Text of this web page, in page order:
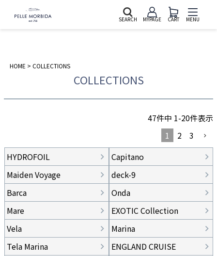
SEARCH MYPAGE CART MENU
HOME COLLECTIONS
COLLECTIONS
47件中 1-20件表示
1
2
3
HYDROFOIL
Capitano
Maiden Voyage
deck-9
Barca
Onda
Mare
EXOTIC Collection
Vela
Marina
Tela Marina
ENGLAND CRUISE